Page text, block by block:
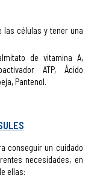
las células y tener una
de vitamina A,
ATP, Ácido
Pantenol.
conseguir un cuidado
necesidades, en
ellas: